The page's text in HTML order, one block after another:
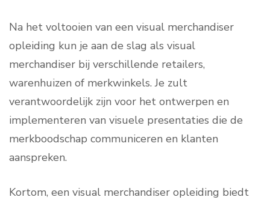
Na het voltooien van een visual merchandiser
opleiding kun je aan de slag als visual
merchandiser bij verschillende retailers,
warenhuizen of merkwinkels. Je zult
verantwoordelijk zijn voor het ontwerpen en
implementeren van visuele presentaties die de
merkboodschap communiceren en klanten
aanspreken.
Kortom, een visual merchandiser opleiding biedt